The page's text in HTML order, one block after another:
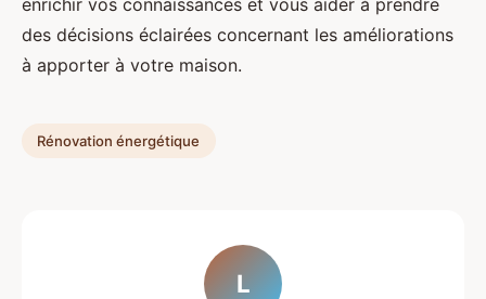
enrichir vos connaissances et vous aider à prendre
des décisions éclairées concernant les améliorations
à apporter à votre maison.
Rénovation énergétique
L